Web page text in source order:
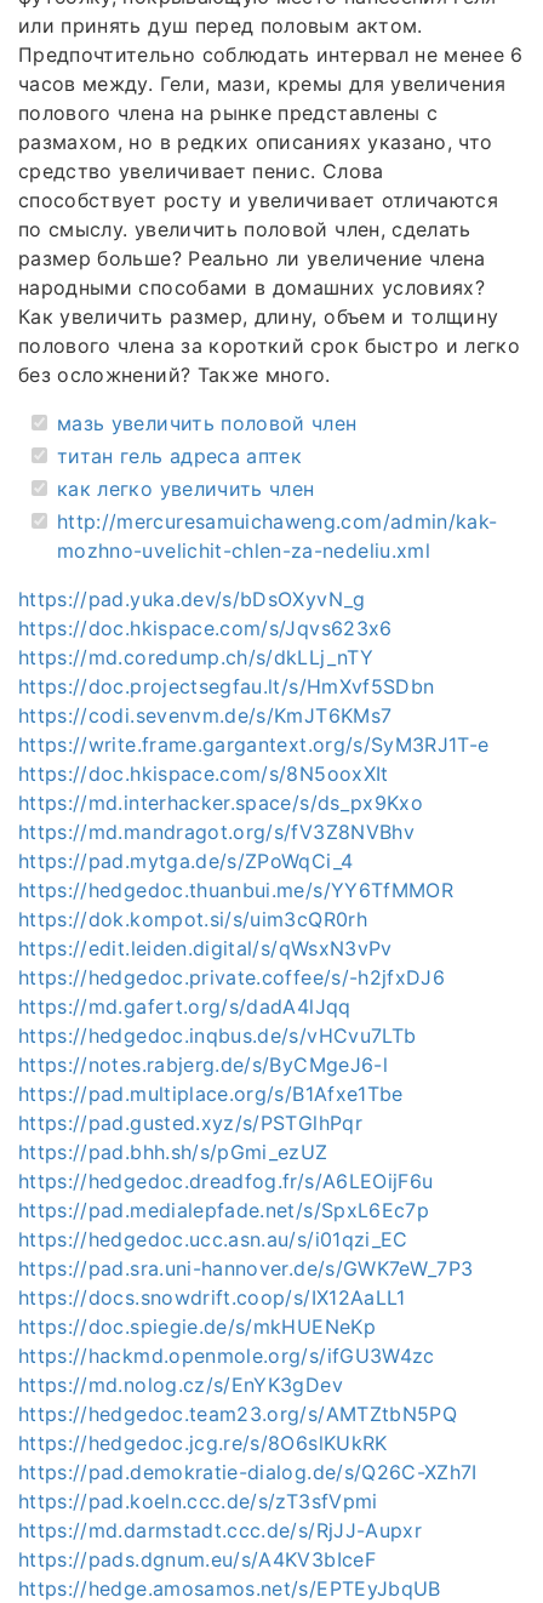
или принять душ перед половым актом.
Предпочтительно соблюдать интервал не менее 6
часов между. Гели, мази, кремы для увеличения
полового члена на рынке представлены с
размахом, но в редких описаниях указано, что
средство увеличивает пенис. Слова
способствует росту и увеличивает отличаются
по смыслу. увеличить половой член, сделать
размер больше? Реально ли увеличение члена
народными способами в домашних условиях?
Как увеличить размер, длину, объем и толщину
полового члена за короткий срок быстро и легко
без осложнений? Также много.
мазь увеличить половой член
титан гель адреса аптек
как легко увеличить член
http://mercuresamuichaweng.com/admin/kak-
mozhno-uvelichit-chlen-za-nedeliu.xml
https://pad.yuka.dev/s/bDsOXyvN_g
https://doc.hkispace.com/s/Jqvs623x6
https://md.coredump.ch/s/dkLLj_nTY
https://doc.projectsegfau.lt/s/HmXvf5SDbn
https://codi.sevenvm.de/s/KmJT6KMs7
https://write.frame.gargantext.org/s/SyM3RJ1T-e
https://doc.hkispace.com/s/8N5ooxXIt
https://md.interhacker.space/s/ds_px9Kxo
https://md.mandragot.org/s/fV3Z8NVBhv
https://pad.mytga.de/s/ZPoWqCi_4
https://hedgedoc.thuanbui.me/s/YY6TfMMOR
https://dok.kompot.si/s/uim3cQR0rh
https://edit.leiden.digital/s/qWsxN3vPv
https://hedgedoc.private.coffee/s/-h2jfxDJ6
https://md.gafert.org/s/dadA4lJqq
https://hedgedoc.inqbus.de/s/vHCvu7LTb
https://notes.rabjerg.de/s/ByCMgeJ6-l
https://pad.multiplace.org/s/B1Afxe1Tbe
https://pad.gusted.xyz/s/PSTGlhPqr
https://pad.bhh.sh/s/pGmi_ezUZ
https://hedgedoc.dreadfog.fr/s/A6LEOijF6u
https://pad.medialepfade.net/s/SpxL6Ec7p
https://hedgedoc.ucc.asn.au/s/i01qzi_EC
https://pad.sra.uni-hannover.de/s/GWK7eW_7P3
https://docs.snowdrift.coop/s/IX12AaLL1
https://doc.spiegie.de/s/mkHUENeKp
https://hackmd.openmole.org/s/ifGU3W4zc
https://md.nolog.cz/s/EnYK3gDev
https://hedgedoc.team23.org/s/AMTZtbN5PQ
https://hedgedoc.jcg.re/s/8O6slKUkRK
https://pad.demokratie-dialog.de/s/Q26C-XZh7I
https://pad.koeln.ccc.de/s/zT3sfVpmi
https://md.darmstadt.ccc.de/s/RjJJ-Aupxr
https://pads.dgnum.eu/s/A4KV3bIceF
https://hedge.amosamos.net/s/EPTEyJbqUB